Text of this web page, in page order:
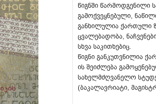
წიგნში წარმოდგენილი
გამოქვეყნებული,
განხილულია ქართული
ცვალებადობა,
სხვა საკითხებიც.
წიგნი განკუთვნილია
ის შეიძლება
სახელმძღვანელო
(ბაკალავრიატი,